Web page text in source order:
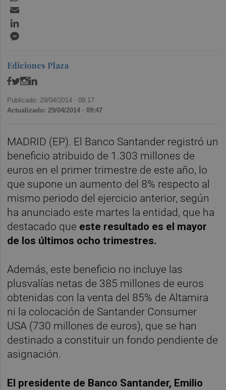
Ediciones Plaza
Publicado: 29/04/2014 ·08:17
Actualizado: 29/04/2014 · 09:47
MADRID (EP). El Banco Santander registró un
beneficio atribuido de 1.303 millones de
euros en el primer trimestre de este año, lo
que supone un aumento del 8% respecto al
mismo periodo del ejercicio anterior, según
ha anunciado este martes la entidad, que ha
destacado que este resultado es el mayor
de los últimos ocho trimestres.
Además, este beneficio no incluye las
plusvalías netas de 385 millones de euros
obtenidas con la venta del 85% de Altamira
ni la colocación de Santander Consumer
USA (730 millones de euros), que se han
destinado a constituir un fondo pendiente de
asignación.
El presidente de Banco Santander, Emilio